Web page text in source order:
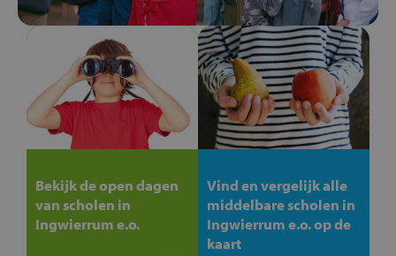
Bekijk de open dagen
van scholen in
Ingwierrum e.o.
Vind en vergelijk alle
middelbare scholen in
Ingwierrum e.o. op de
kaart